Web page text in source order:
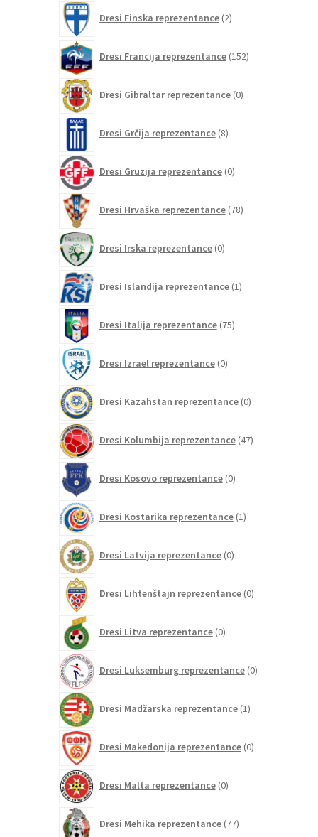
Dresi Finska reprezentance 2izdelka
Dresi Francija reprezentance 152izdelkov
Dresi Gibraltar reprezentance 0izdelkov
Dresi Grčija reprezentance 8izdelkov
Dresi Gruzija reprezentance 0izdelkov
Dresi Hrvaška reprezentance 78izdelkov
Dresi Irska reprezentance 0izdelkov
Dresi Islandija reprezentance 1izdelek
Dresi Italija reprezentance 75izdelkov
Dresi Izrael reprezentance 0izdelkov
Dresi Kazahstan reprezentance 0izdelkov
Dresi Kolumbija reprezentance 47izdelkov
Dresi Kosovo reprezentance 0izdelkov
Dresi Kostarika reprezentance 1izdelek
Dresi Latvija reprezentance 0izdelkov
Dresi Lihtenštajn reprezentance 0izdelkov
Dresi Litva reprezentance 0izdelkov
Dresi Luksemburg reprezentance 0izdelkov
Dresi Madžarska reprezentance 1izdelek
Dresi Makedonija reprezentance 0izdelkov
Dresi Malta reprezentance 0izdelkov
Dresi Mehika reprezentance 77izdelkov